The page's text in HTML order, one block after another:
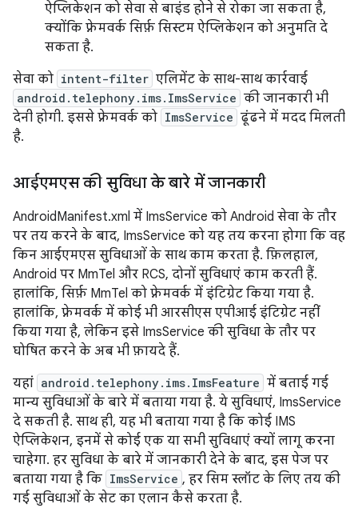
ऐप्लिकेशन को सेवा से बाइंड होने से रोका जा सकता है,
क्योंकि फ़्रेमवर्क सिर्फ़ सिस्टम ऐप्लिकेशन को अनुमति दे
सकता है.
सेवा को intent-filter एलिमेंट के साथ-साथ कार्रवाई
android.telephony.ims.ImsService की जानकारी भी
देनी होगी. इससे फ़्रेमवर्क को ImsService ढूंढने में मदद मिलती
है.
आईएमएस की सुविधा के बारे में जानकारी
AndroidManifest.xml में ImsService को Android सेवा के तौर
पर तय करने के बाद, ImsService को यह तय करना होगा कि वह
किन आईएमएस सुविधाओं के साथ काम करता है. फ़िलहाल,
Android पर MmTel और RCS, दोनों सुविधाएं काम करती हैं.
हालांकि, सिर्फ़ MmTel को फ़्रेमवर्क में इंटिग्रेट किया गया है.
हालांकि, फ़्रेमवर्क में कोई भी आरसीएस एपीआई इंटिग्रेट नहीं
किया गया है, लेकिन इसे ImsService की सुविधा के तौर पर
घोषित करने के अब भी फ़ायदे हैं.
यहां android.telephony.ims.ImsFeature में बताई गई
मान्य सुविधाओं के बारे में बताया गया है. ये सुविधाएं, ImsService
दे सकती है. साथ ही, यह भी बताया गया है कि कोई IMS
ऐप्लिकेशन, इनमें से कोई एक या सभी सुविधाएं क्यों लागू करना
चाहेगा. हर सुविधा के बारे में जानकारी देने के बाद, इस पेज पर
बताया गया है कि ImsService , हर सिम स्लॉट के लिए तय की
गई सुविधाओं के सेट का एलान कैसे करता है.